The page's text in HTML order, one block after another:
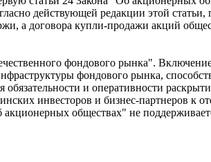
действующей редакции этой
а договора купли-продажи акций
фондового рынка".
фондового рынка,
и оперативности
инвесторов и бизнес-партнеров к
обществах" не